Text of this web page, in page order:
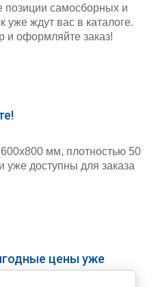
позиции самосборных и
уже ждут вас в каталоге.
и оформляйте заказ!
мм, плотностью 50
уже доступны для заказа
цены уже